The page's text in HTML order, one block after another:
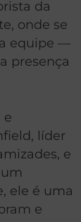
da
onde se
equipe —
presença
e
líder
e
ele é uma
e